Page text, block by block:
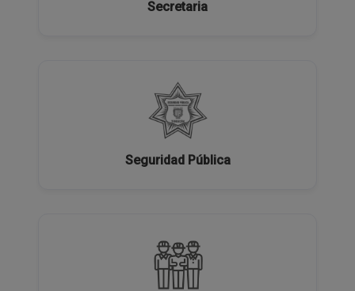
Secretaria
Seguridad Pública